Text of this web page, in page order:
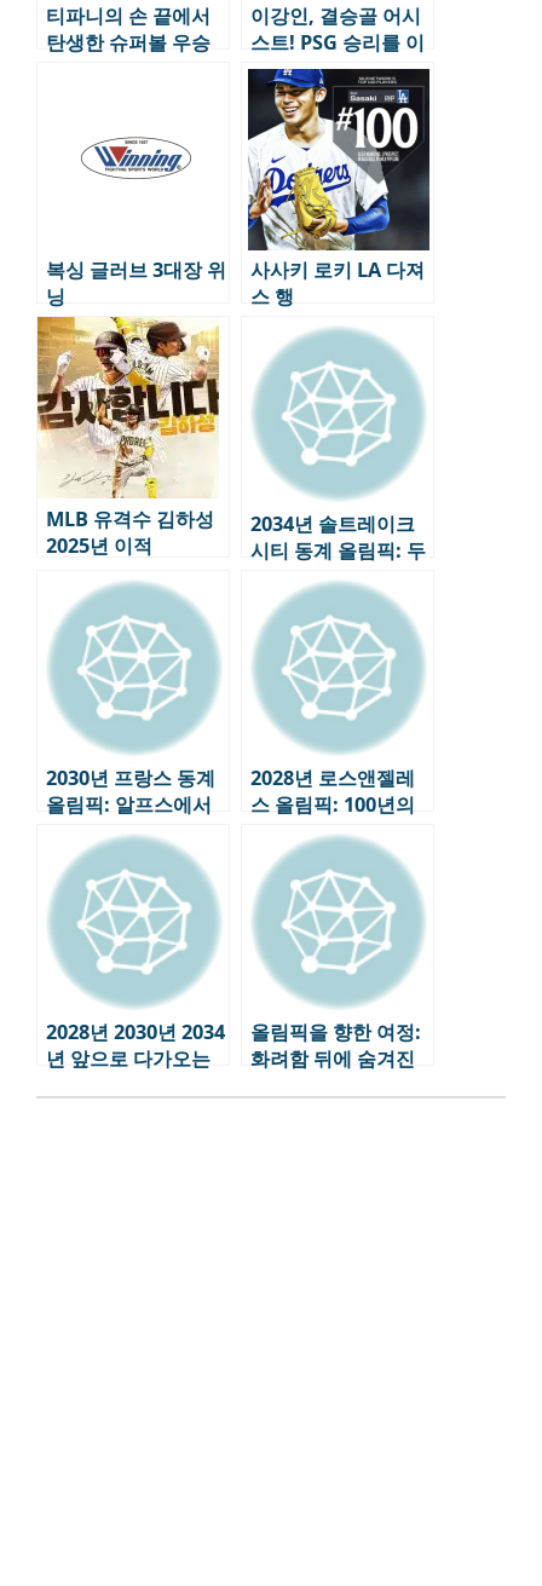
티파니의 손 끝에서
탄생한 슈퍼볼 우승
이강인, 결승골 어시
스트! PSG 승리를 이
끌다
복싱 글러브 3대장 위
닝
사사키 로키 LA 다져
스 행
MLB 유격수 김하성
2025년 이적
2034년 솔트레이크
시티 동계 올림픽: 두
번째 도전, 미국의 올
림픽 전략
2030년 프랑스 동계
올림픽: 알프스에서
펼쳐지는 ‘지속 가능
성’의 도전
2028년 로스앤젤레
스 올림픽: 100년의
역사, 미래를 향한 도
2028년 2030년 2034
년 앞으로 다가오는
올림픽을 향한 여정:
화려함 뒤에 숨겨진